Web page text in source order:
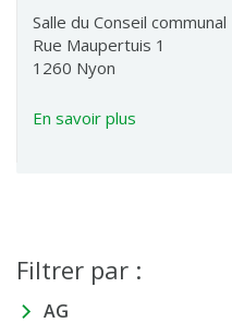
Salle du Conseil communal
Rue Maupertuis 1
1260 Nyon
En savoir plus
Filtrer par :
AG